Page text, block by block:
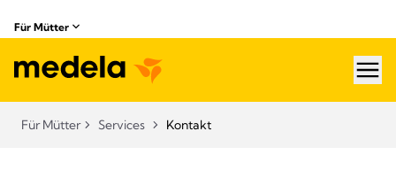
Für Mütter
Für Mütter Services Kontakt